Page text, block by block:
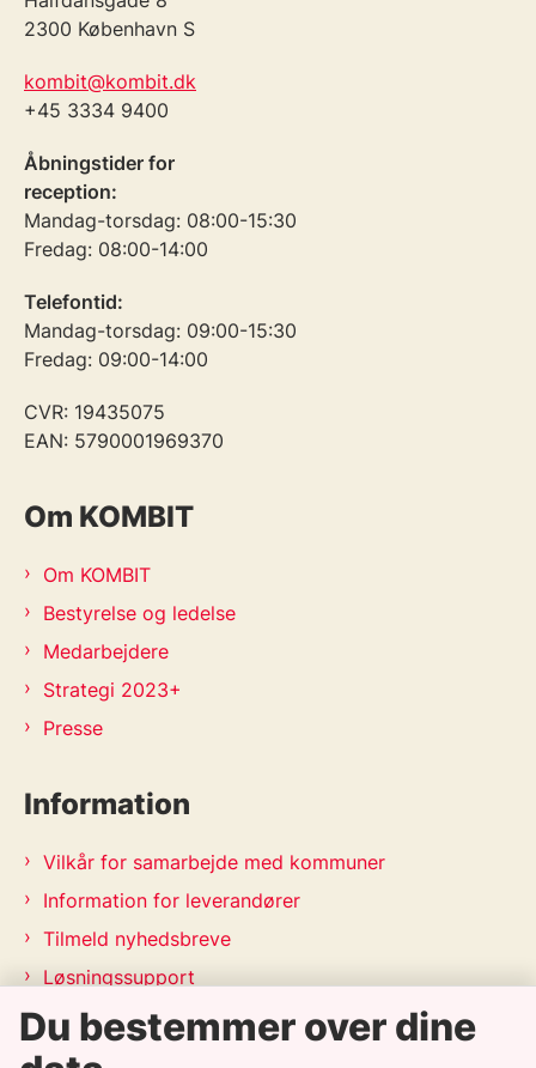
2300 København S
kombit@kombit.dk
+45 3334 9400
Åbningstider for
reception:
Mandag-torsdag: 08:00-15:30
Fredag: 08:00-14:00
Telefontid:
Mandag-torsdag: 09:00-15:30
Fredag: 09:00-14:00
CVR: 19435075
EAN: 5790001969370
Om KOMBIT
Om KOMBIT
Bestyrelse og ledelse
Medarbejdere
Strategi 2023+
Presse
Information
Vilkår for samarbejde med kommuner
Information for leverandører
Tilmeld nyhedsbreve
Løsningssupport
Releasekalender
APV-handleplan 2026
Du bestemmer over dine